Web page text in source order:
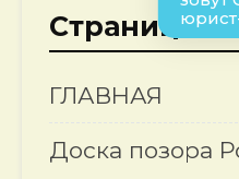
Страницы
ГЛАВНАЯ
Доска позора